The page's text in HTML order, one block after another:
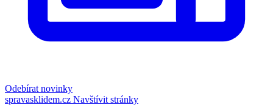
Odebírat novinky
spravasklidem.cz Navštívit stránky